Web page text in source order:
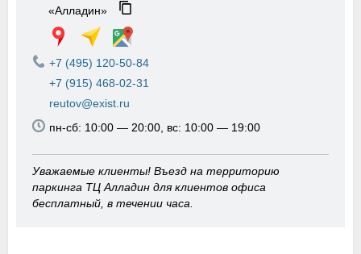
«Алладин»
+7 (495) 120-50-84
+7 (915) 468-02-31
reutov@exist.ru
пн-сб: 10:00 — 20:00, вс: 10:00 — 19:00
Уважаемые клиенты! Въезд на территорию
паркинга ТЦ Алладин для клиентов офиса
бесплатный, в течении часа.